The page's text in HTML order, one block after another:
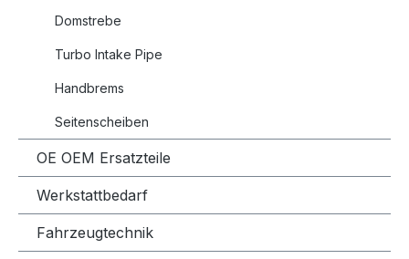
Domstrebe
Turbo Intake Pipe
Handbrems
Seitenscheiben
OE OEM Ersatzteile
Werkstattbedarf
Fahrzeugtechnik